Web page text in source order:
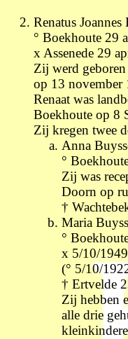
Renatus
° Boekhoute 29
x Assenede 29
Zij werd
op 13 november
Renaat was
Boekhoute op 8
Zij kregen twee
Anna
°
Zij was
Doorn op
†
Maria
°
x 5/10/
(° 5/10/
† Ertvelde
Zij hebben
alle drie